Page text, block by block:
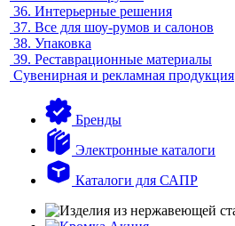
36. Интерьерные решения
37. Все для шоу-румов и салонов
38. Упаковка
39. Реставрационные материалы
Сувенирная и рекламная продукция
Бренды
Электронные каталоги
Каталоги для САПР